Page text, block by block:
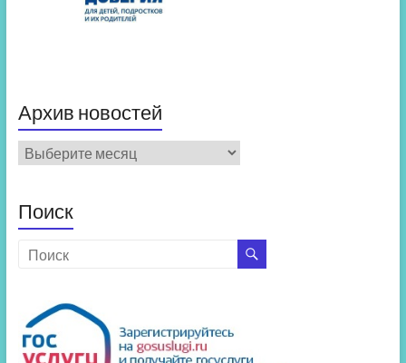
Архив новостей
Архив
новостей
Поиск